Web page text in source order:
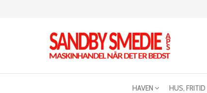
HAVEN HUS, FRITID